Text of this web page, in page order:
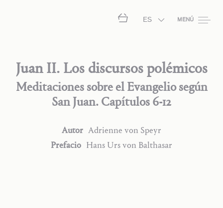
ES MENÚ
Juan II. Los discursos polémicos
Meditaciones sobre el Evangelio según
San Juan. Capítulos 6-12
Autor Adrienne von Speyr
Prefacio Hans Ursvon Balthasar